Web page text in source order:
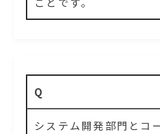
Q
システム開発部門とコ